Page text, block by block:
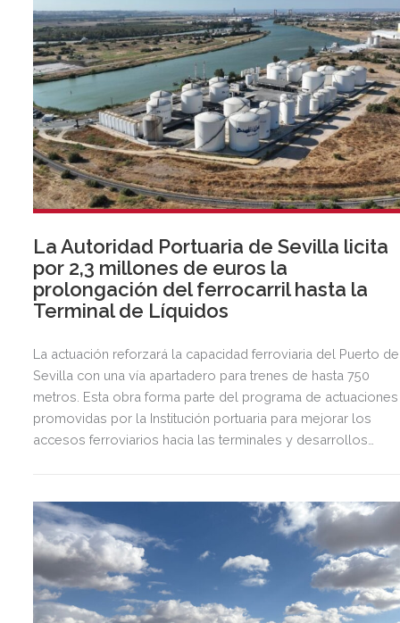
La Autoridad Portuaria de Sevilla licita
por 2,3 millones de euros la
prolongación del ferrocarril hasta la
Terminal de Líquidos
La actuación reforzará la capacidad ferroviaria del Puerto de
Sevilla con una vía apartadero para trenes de hasta 750
metros. Esta obra forma parte del programa de actuaciones
promovidas por la Institución portuaria para mejorar los
accesos ferroviarios hacia las terminales y desarrollos